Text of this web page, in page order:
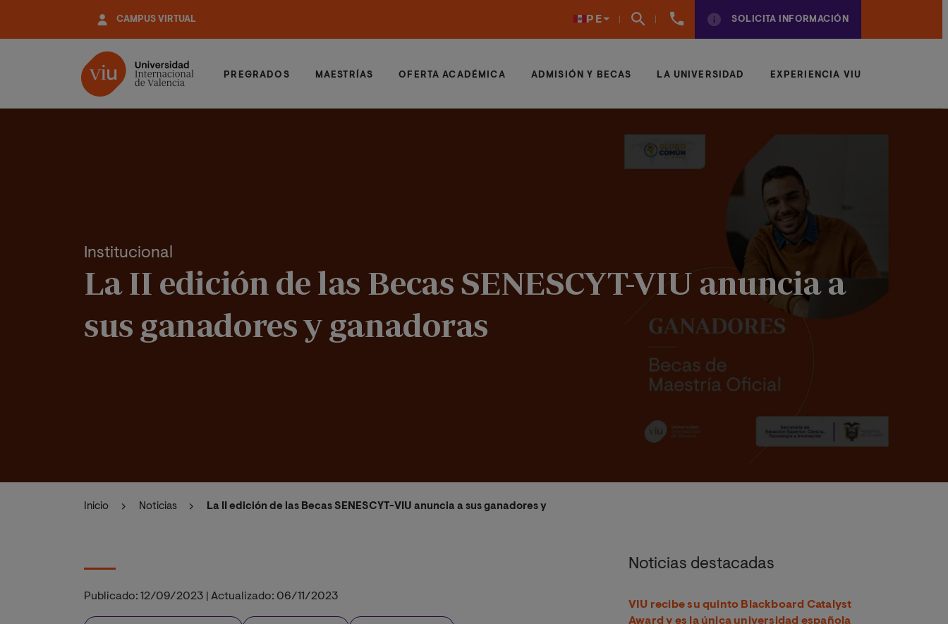
contenido
CAMPUS VIRTUAL PE
961
SOLICITA INFORMACIÓN
PREGRADOS MAESTRÍAS OFERTA ACADÉMICA ADMISIÓN Y BECAS LA UNIVERSIDAD EXPERIENCIA VIU
Institucional
La II edición de las Becas SENESCYT-VIU anuncia a
sus ganadores y ganadoras
Inicio Noticias La II edición de las Becas SENESCYT-VIU anuncia a sus ganadores y ganadoras
Publicado: 12/09/2023 Actualizado: 06/11/2023
Noticias destacadas
VIU recibe su quinto Blackboard Catalyst
Award y es la única universidad española